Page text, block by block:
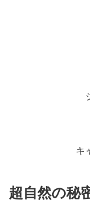
キ
超自然の秘